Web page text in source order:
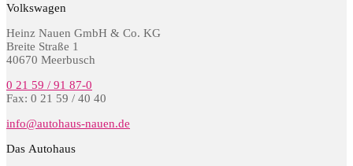
Volkswagen
Heinz Nauen GmbH & Co. KG
Breite Straße 1
40670 Meerbusch
0 21 59 / 91 87-0
Fax: 0 21 59 / 40 40
info@autohaus-nauen.de
Das Autohaus